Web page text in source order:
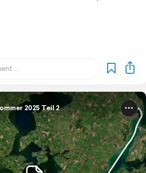
2025 Teil 2